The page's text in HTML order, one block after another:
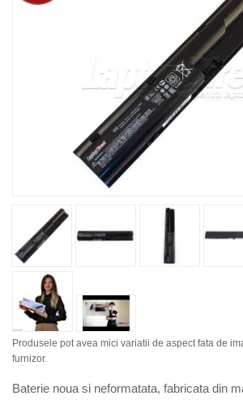
Produsele pot avea mici variatii de aspect fata de
furnizor.
Baterie noua si neformatata, fabricata din